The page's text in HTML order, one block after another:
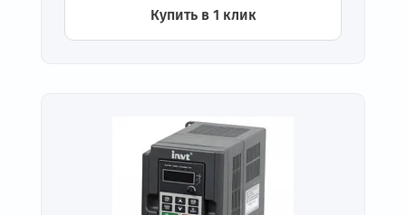
Купить в 1 клик